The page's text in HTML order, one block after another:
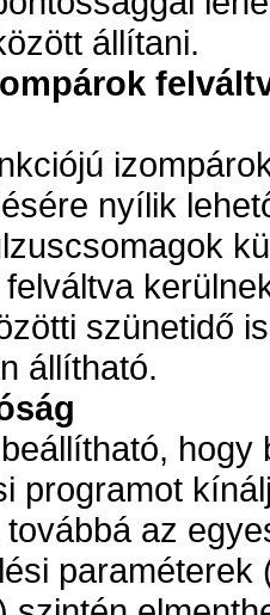
állítani.
nyílik
szünetidő
állítható.
hogy
programot
az
paraméterek